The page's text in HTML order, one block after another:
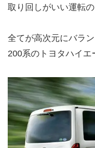
取り回しがいい運転の
全てが高次元にバラ
200系のトヨタハイエ